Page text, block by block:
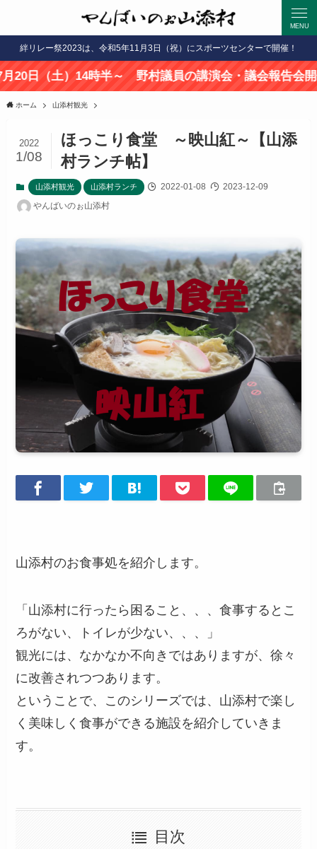
MENU
絆リレー祭2023は、令和5年11月3日（祝）にスポーツセンターで開催！
時半～ 野村議員の講演会・議会報告会開催します
ホーム 山添村観光
ほっこり食堂 ～映山紅～【山添
村ランチ帖】
2022
1/08
山添村観光 山添村ランチ 2022-01-08
2023-12-09
やんばいのぉ山添村
山添村のお食事処を紹介します。
「山添村に行ったら困ること、、、食事するとこ
ろがない、トイレが少ない、、、」
観光には、なかなか不向きではありますが、徐々
に改善されつつあります。
ということで、このシリーズでは、山添村で楽し
く美味しく食事ができる施設を紹介していきま
す。
目次